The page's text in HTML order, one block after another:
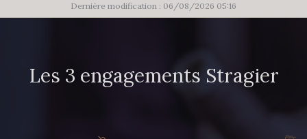
Dernière modification : 06/08/2026 05:16
Les 3 engagements Stragier